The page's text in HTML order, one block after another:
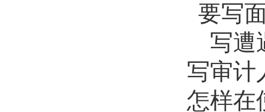
要写面
写遭遇
写审计人
怎样在使